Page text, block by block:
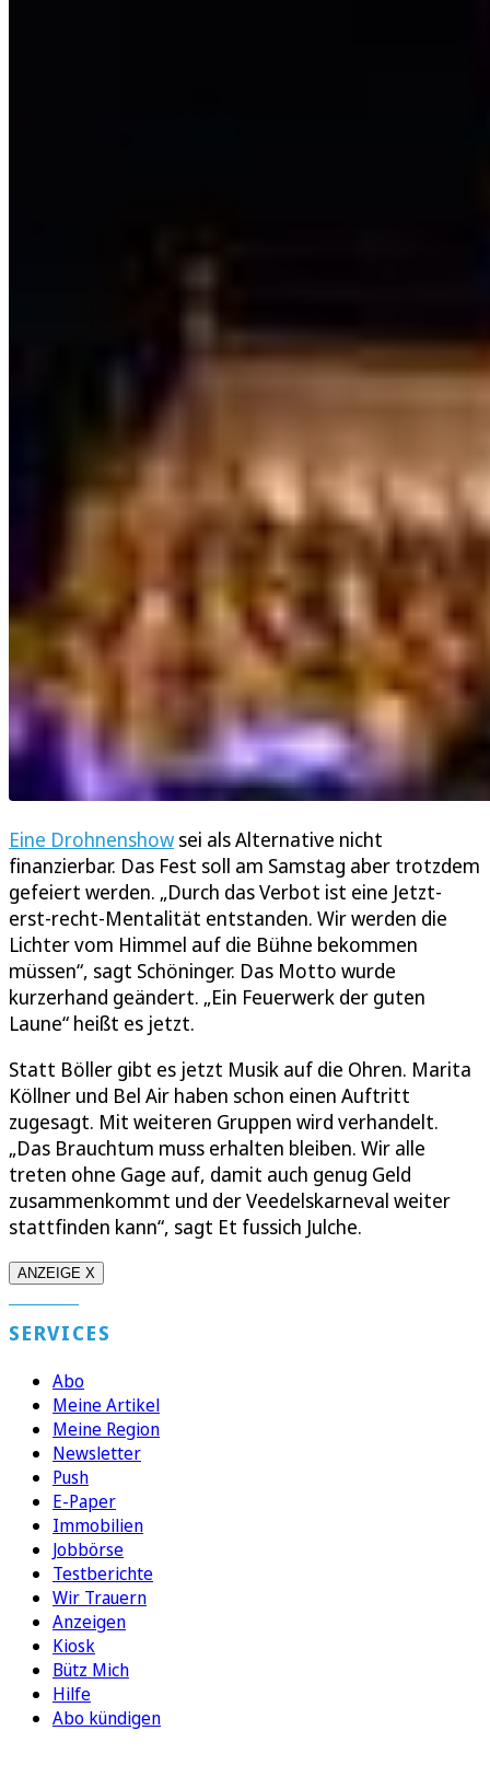
Eine Drohnenshow sei als Alternative nicht
finanzierbar. Das Fest soll am Samstag aber trotzdem
gefeiert werden. „Durch das Verbot ist eine Jetzt-
erst-recht-Mentalität entstanden. Wir werden die
Lichter vom Himmel auf die Bühne bekommen
müssen“, sagt Schöninger. Das Motto wurde
kurzerhand geändert. „Ein Feuerwerk der guten
Laune“ heißt es jetzt.
Statt Böller gibt es jetzt Musik auf die Ohren. Marita
Köllner und Bel Air haben schon einen Auftritt
zugesagt. Mit weiteren Gruppen wird verhandelt.
„Das Brauchtum muss erhalten bleiben. Wir alle
treten ohne Gage auf, damit auch genug Geld
zusammenkommt und der Veedelskarneval weiter
stattfinden kann“, sagt Et fussich Julche.
ANZEIGE X
SERVICES
Abo
Meine Artikel
Meine Region
Newsletter
Push
E-Paper
Immobilien
Jobbörse
Testberichte
Wir Trauern
Anzeigen
Kiosk
Bütz Mich
Hilfe
Abo kündigen